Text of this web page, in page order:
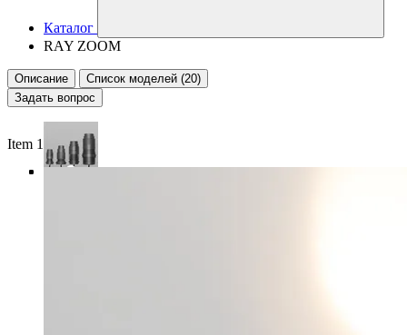
Каталог
RAY ZOOM
Описание
Список моделей (20)
Задать вопрос
Item 1 of 4